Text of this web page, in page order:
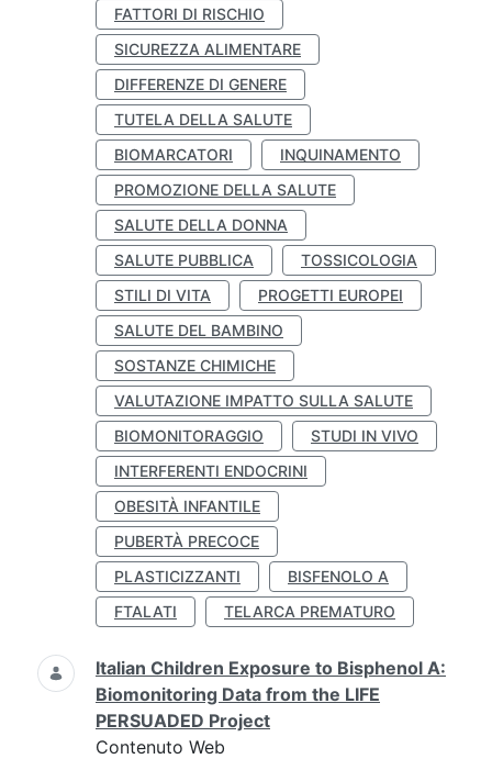
FATTORI DI RISCHIO
SICUREZZA ALIMENTARE
DIFFERENZE DI GENERE
TUTELA DELLA SALUTE
BIOMARCATORI
INQUINAMENTO
PROMOZIONE DELLA SALUTE
SALUTE DELLA DONNA
SALUTE PUBBLICA
TOSSICOLOGIA
STILI DI VITA
PROGETTI EUROPEI
SALUTE DEL BAMBINO
SOSTANZE CHIMICHE
VALUTAZIONE IMPATTO SULLA SALUTE
BIOMONITORAGGIO
STUDI IN VIVO
INTERFERENTI ENDOCRINI
OBESITÀ INFANTILE
PUBERTÀ PRECOCE
PLASTICIZZANTI
BISFENOLO A
FTALATI
TELARCA PREMATURO
Italian Children Exposure to Bisphenol A:
Biomonitoring Data from the LIFE
PERSUADED Project
Contenuto Web